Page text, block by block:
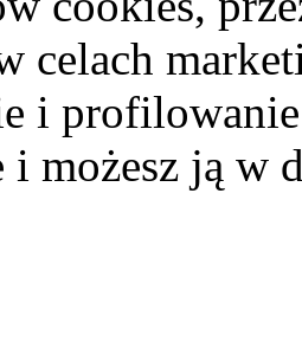
celach
i
i możesz ją w